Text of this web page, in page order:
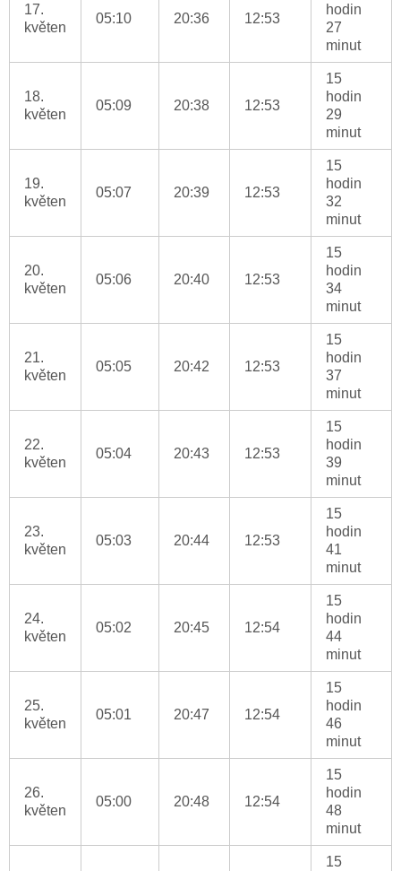
17.
květen
05:10 20:36 12:53
hodin
27
minut
18.
květen
05:09 20:38 12:53
15
hodin
29
minut
19.
květen
05:07 20:39 12:53
15
hodin
32
minut
20.
květen
05:06 20:40 12:53
15
hodin
34
minut
21.
květen
05:05 20:42 12:53
15
hodin
37
minut
22.
květen
05:04 20:43 12:53
15
hodin
39
minut
23.
květen
05:03 20:44 12:53
15
hodin
41
minut
24.
květen
05:02 20:45 12:54
15
hodin
44
minut
25.
květen
05:01 20:47 12:54
15
hodin
46
minut
26.
květen
05:00 20:48 12:54
15
hodin
48
minut
15